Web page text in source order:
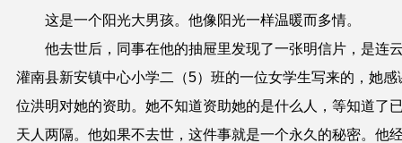
这是一个阳光大男孩。他像阳光一样温暖而多情。
他去世后，同事在他的抽屉里发现了一张明信片，是连
灌南县新安镇中心小学二（5）班的一位女学生写来的，她感
位洪明对她的资助。她不知道资助她的是什么人，等知道了
天人两隔。他如果不去世，这件事就是一个永久的秘密。他